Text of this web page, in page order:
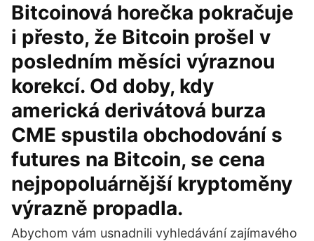
Bitcoinová horečka pokračuje
i přesto, že Bitcoin prošel v
posledním měsíci výraznou
korekcí. Od doby, kdy
americká derivátová burza
CME spustila obchodování s
futures na Bitcoin, se cena
nejpopoluárnější kryptoměny
výrazně propadla.
Abychom vám usnadnili vyhledávání zajímavého